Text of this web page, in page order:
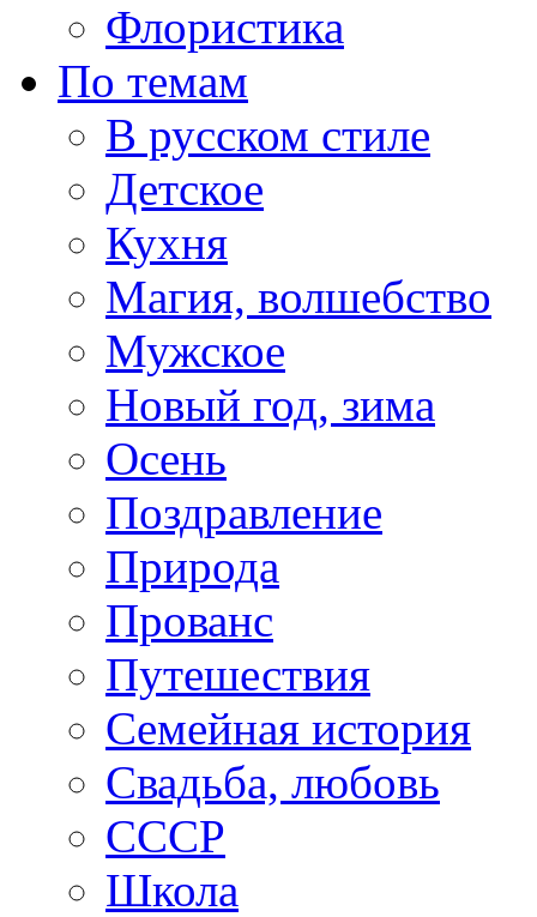
Флористика
По темам
В русском стиле
Детское
Кухня
Магия, волшебство
Мужское
Новый год, зима
Осень
Поздравление
Природа
Прованс
Путешествия
Семейная история
Свадьба, любовь
СССР
Школа